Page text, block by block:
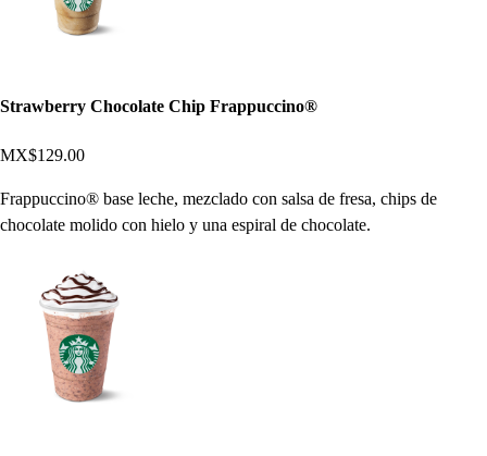
Strawberry Chocolate Chip Frappuccino®
MX$129.00
Frappuccino® base leche, mezclado con salsa de fresa, chips de
chocolate molido con hielo y una espiral de chocolate.